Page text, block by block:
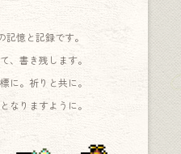
記憶と記録です。
、書き残します。
に。祈りと共に。
なりますように。